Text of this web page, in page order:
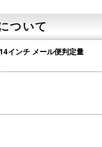
ついて
インチ メール便判定量